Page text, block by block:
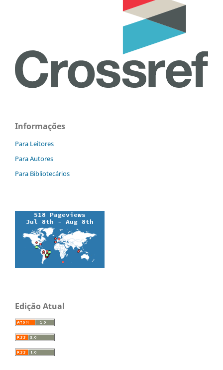
Informações
Para Leitores
Para Autores
Para Bibliotecários
Edição Atual